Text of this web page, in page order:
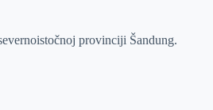
provinciji Šandung.